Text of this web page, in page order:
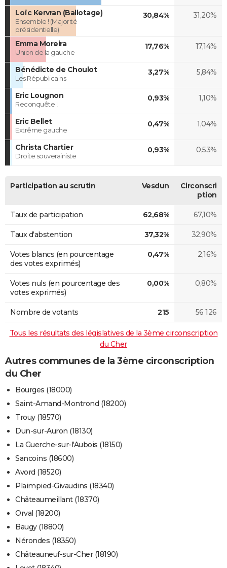
Loïc Kervran (Ballotage)
Ensemble ! (Majorité
présidentielle)
30,84% 31,20%
Emma Moreira
Union de la gauche
17,76% 17,14%
Bénédicte de Choulot
Les Républicains
3,27% 5,84%
Eric Lougnon
Reconquête !
0,93% 1,10%
Eric Bellet
Extrême gauche
0,47% 1,04%
Christa Chartier
Droite souverainiste
0,93% 0,53%
Participation au scrutin Vesdun
Circonscri
ption
Taux de participation 62,68% 67,10%
Taux d'abstention 37,32% 32,90%
Votes blancs (en pourcentage
des votes exprimés)
0,47% 2,16%
Votes nuls (en pourcentage des
votes exprimés)
0,00% 0,80%
Nombre de votants 215 56 126
Tous les résultats des législatives de la 3ème circonscription
du Cher
Autres communes de la 3ème circonscription
du Cher
Bourges (18000)
Saint-Amand-Montrond (18200)
Trouy (18570)
Dun-sur-Auron (18130)
La Guerche-sur-l'Aubois (18150)
Sancoins (18600)
Avord (18520)
Plaimpied-Givaudins (18340)
Châteaumeillant (18370)
Orval (18200)
Baugy (18800)
Nérondes (18350)
Châteauneuf-sur-Cher (18190)